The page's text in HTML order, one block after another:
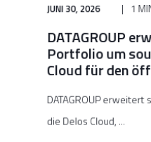
JUNI 30, 2026 1
DATAGROUP
Portfolio um
Cloud für den
DATAGROUP
die Delos Cloud, ...